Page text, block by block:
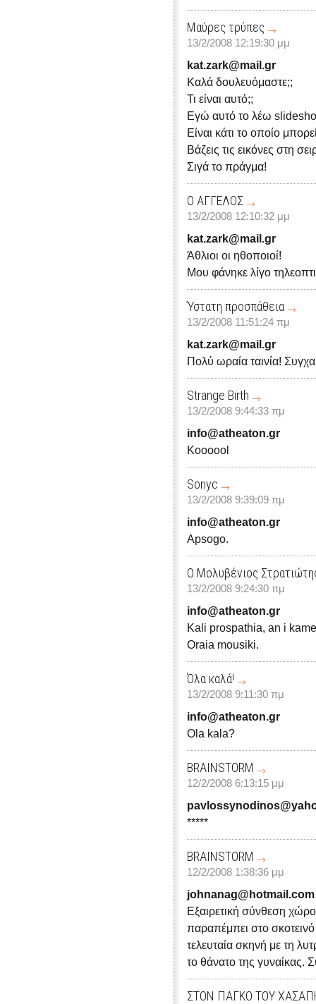
Μαύρες τρύπες
13/2/2008 12:19:30 μμ
kat.zark@mail.gr
Καλά δουλευόμαστε;;
Τι είναι αυτό;;
Εγώ αυτό το λέω
Είναι κάτι το οποίο
Βάζεις τις εικόνες στη
Σιγά το πράγμα!
Ο ΑΓΓΕΛΟΣ
13/2/2008 12:10:32 μμ
kat.zark@mail.gr
Άθλιοι οι ηθοποιοί!
Μου φάνηκε λίγο
Ύστατη προσπάθεια
13/2/2008 11:51:24 πμ
kat.zark@mail.gr
Πολύ ωραία ταινία!
Strange Birth
13/2/2008 9:44:33 πμ
info@atheaton.gr
Koooool
Sonyc
13/2/2008 9:39:09 πμ
info@atheaton.gr
Apsogo.
Ο Μολυβένιος
13/2/2008 9:24:30 πμ
info@atheaton.gr
Kali prospathia, an i
Oraia mousiki.
Όλα καλά!
13/2/2008 9:11:30 πμ
info@atheaton.gr
Ola kala?
BRAINSTORM
12/2/2008 6:13:15 μμ
*****
BRAINSTORM
12/2/2008 1:38:36 μμ
johnanag@hotmail.com
Εξαιρετική σύνθεση
παραπέμπει στο
τελευταία σκηνή με τη
το θάνατο της γυναίκας.
ΣΤΟΝ ΠΑΓΚΟ ΤΟΥ